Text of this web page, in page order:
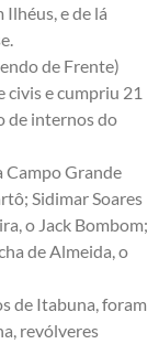
e de lá
de Frente)
civis e cumpriu 21
de internos do
Campo Grande
Sidimar Soares
o Jack Bombom;
de Almeida, o
de Itabuna, foram
revólveres